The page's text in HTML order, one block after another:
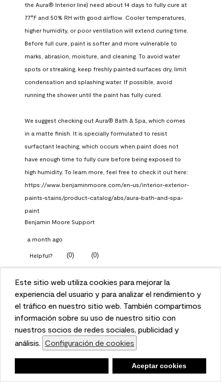
This website uses cookies to enhance user experience
and to analyze performance and traffic on our website.
We also share information about your use of our site
with our social media, advertising, and analytics
partners. Cookie Settings
Accept Cookies
Este sitio web utiliza cookies para mejorar la
experiencia del usuario y para analizar el rendimiento y
el tráfico en nuestro sitio web. También compartimos
información sobre su uso de nuestro sitio con
nuestros socios de redes sociales, publicidad y
análisis. Configuración de cookies
Aceptar cookies
the Aura® Interior line) need about 14 days to fully cure at
77°F and 50% RH with good airflow. Cooler temperatures,
higher humidity, or poor ventilation will extend curing time.
Before full cure, paint is softer and more vulnerable to
marks, abrasion, moisture, and cleaning. To avoid water
spots or streaking, keep freshly painted surfaces dry, limit
condensation and splashing water. If possible, avoid
running the shower until the paint has fully cured.
We suggest checking out Aura® Bath & Spa, which comes
in a matte finish. It is specially formulated to resist
surfactant leaching, which occurs when paint does not
have enough time to fully cure before being exposed to
high humidity. To learn more, feel free to check it out here:
https://www.benjaminmoore.com/en-us/interior-exterior-
paints-stains/product-catalog/abs/aura-bath-and-spa-
paint
Benjamin Moore Support
a month ago
Helpful? (0) (0)
Q: What Aura paint color
should I use in north facing
entryway?
a month ago